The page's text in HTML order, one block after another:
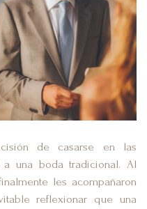
de casarse en las
a una boda tradicional. Al
les acompañaron
reflexionar que una